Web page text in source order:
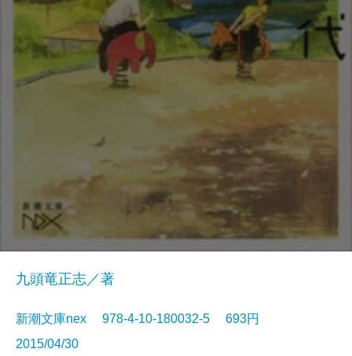
九頭竜正志／著
新潮文庫nex 978-4-10-180032-5 693円
2015/04/30